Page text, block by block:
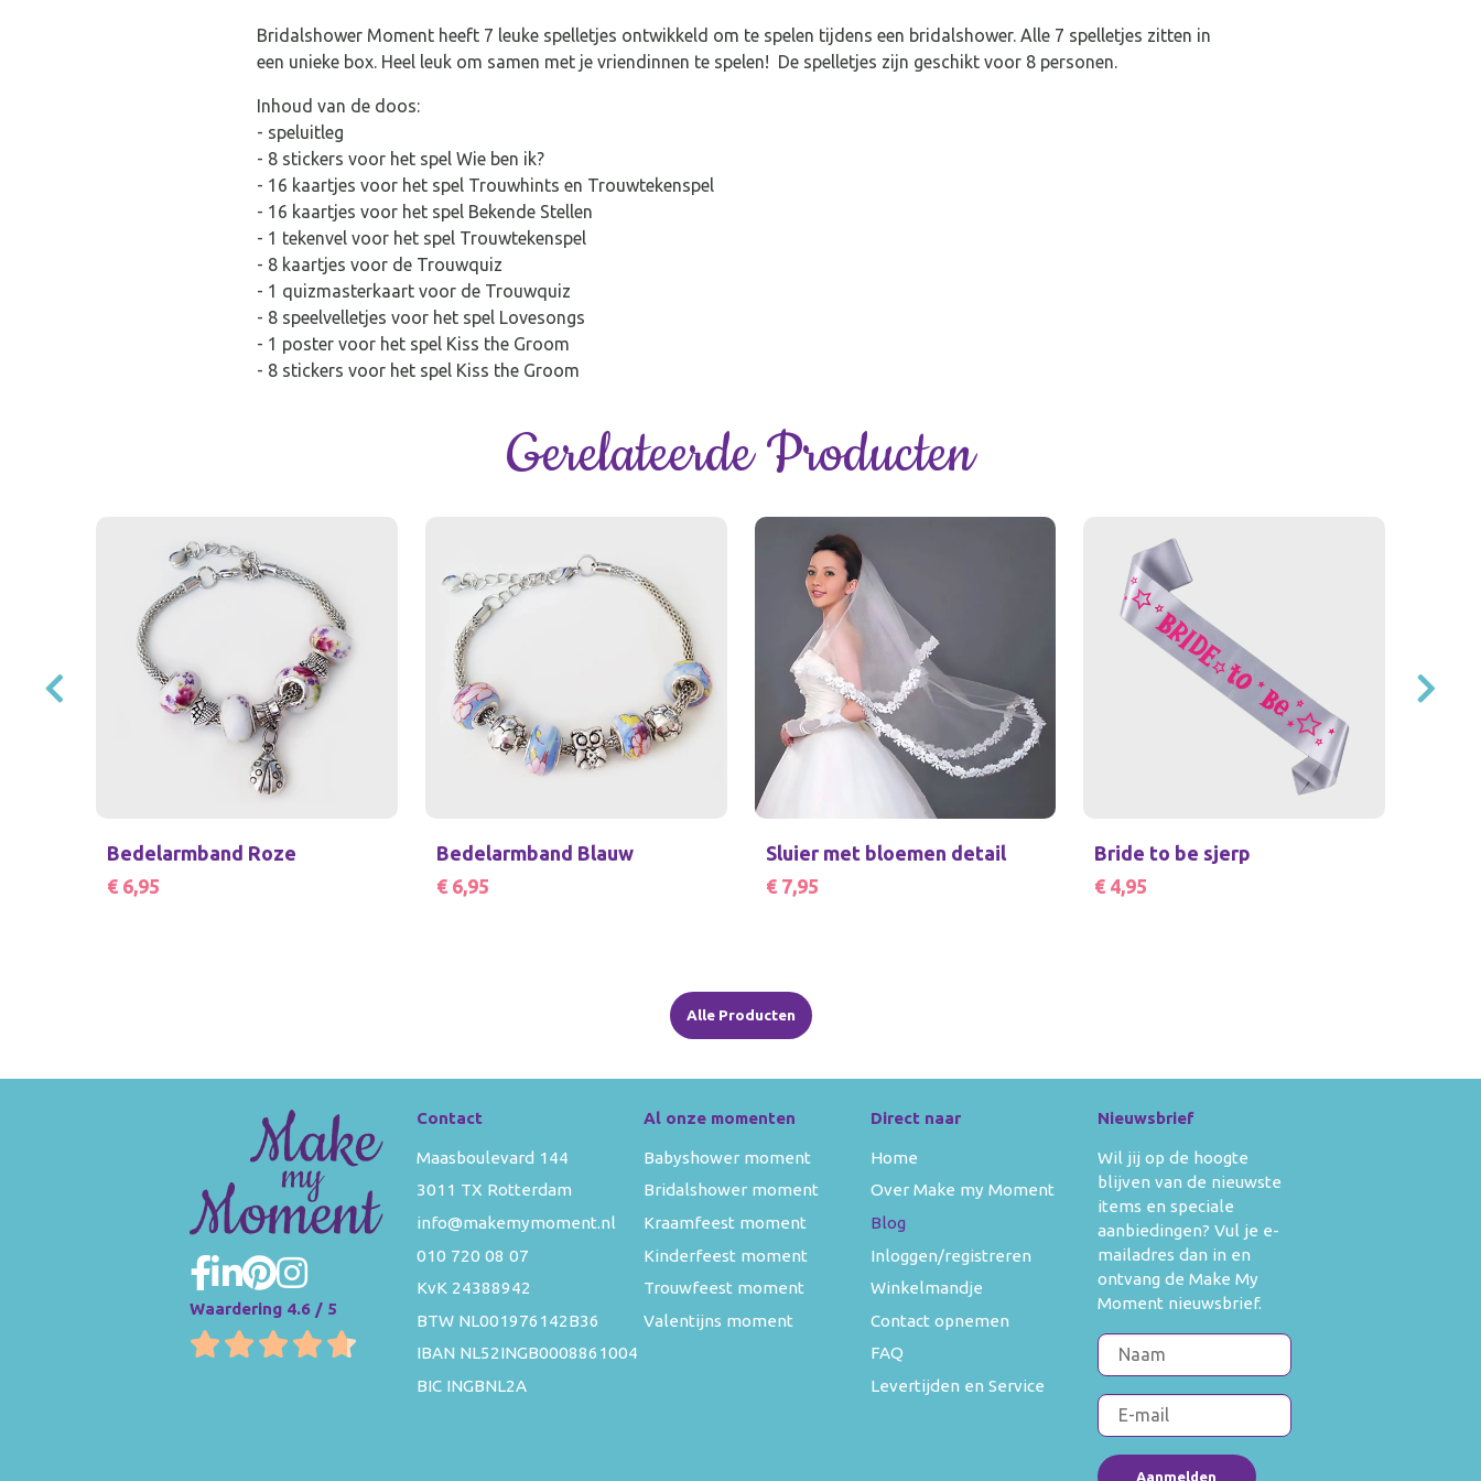
Bridalshower Moment heeft 7 leuke spelletjes ontwikkeld om te spelen tijdens een bridalshower. Alle 7 spelletjes zitten in
een unieke box. Heel leuk om samen met je vriendinnen te spelen! De spelletjes zijn geschikt voor 8 personen.
Inhoud van de doos:
- speluitleg
- 8 stickers voor het spel Wie ben ik?
- 16 kaartjes voor het spel Trouwhints en Trouwtekenspel
- 16 kaartjes voor het spel Bekende Stellen
- 1 tekenvel voor het spel Trouwtekenspel
- 8 kaartjes voor de Trouwquiz
- 1 quizmasterkaart voor de Trouwquiz
- 8 speelvelletjes voor het spel Lovesongs
- 1 poster voor het spel Kiss the Groom
- 8 stickers voor het spel Kiss the Groom
Gerelateerde Producten
Bedelarmband Roze
€ 6,95
Bedelarmband Blauw
€ 6,95
Sluier met bloemen detail
€ 7,95
Bride to be sjerp
€ 4,95
Alle Producten
Waardering 4.6 / 5
Contact
Maasboulevard 144
3011 TX Rotterdam
info@makemymoment.nl
010 720 08 07
KvK 24388942
BTW NL001976142B36
IBAN NL52INGB0008861004
BIC INGBNL2A
Al onze momenten
Babyshower moment
Bridalshower moment
Kraamfeest moment
Kinderfeest moment
Trouwfeest moment
Valentijns moment
Direct naar
Home
Over Make my Moment
Blog
Inloggen/registreren
Winkelmandje
Contact opnemen
FAQ
Levertijden en Service
Nieuwsbrief
Wil jij op de hoogte
blijven van de nieuwste
items en speciale
aanbiedingen? Vul je e-
mailadres dan in en
ontvang de Make My
Moment nieuwsbrief.